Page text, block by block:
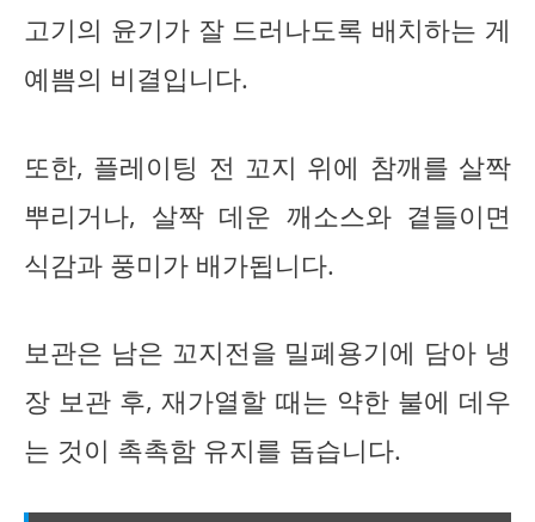
고기의 윤기가 잘 드러나도록 배치하는 게
예쁨의 비결입니다.
또한, 플레이팅 전 꼬지 위에 참깨를 살짝
뿌리거나, 살짝 데운 깨소스와 곁들이면
식감과 풍미가 배가됩니다.
보관은 남은 꼬지전을 밀폐용기에 담아 냉
장 보관 후, 재가열할 때는 약한 불에 데우
는 것이 촉촉함 유지를 돕습니다.